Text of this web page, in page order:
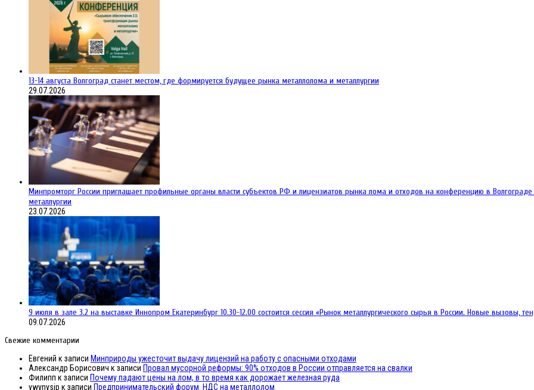
13-14 августа Волгоград станет местом, где формируется будущее рынка металлолома и металлургии
29.07.2026
Минпромторг России приглашает профильные органы власти субъектов РФ и лицензиатов рынка лома и отходов на конференцию в
металлургии
23.07.2026
9 июля в зале 3.2 на выставке Иннопром Екатеринбург 10.30-12.00 состоится сессия «Рынок металлургического сырья в России. Новые вызовы,
09.07.2026
Свежие комментарии
Евгений к записи Минприроды ужесточит выдачу лицензий на работу с опасными отходами
Александр Борисович к записи Провал мусорной реформы: 90% отходов в России отправляется на свалки
Филипп к записи Почему падают цены на лом, в то время как дорожает железная руда
ywynysip к записи Предпринимательский форум. НДС на металлолом